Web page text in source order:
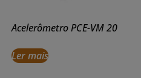
Acelerômetro PCE-VM 20
Ler mais